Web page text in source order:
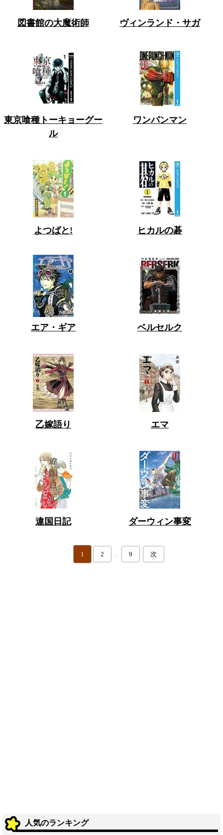
図書館の大魔術師 ヴィンランド・サガ
東京喰種トーキョーグー
ル
ワンパンマン
よつばと! ヒカルの碁
エア・ギア ベルセルク
乙嫁語り エマ
違国日記 ダーウィン事変
1 2 .. 9 次
人気のランキング